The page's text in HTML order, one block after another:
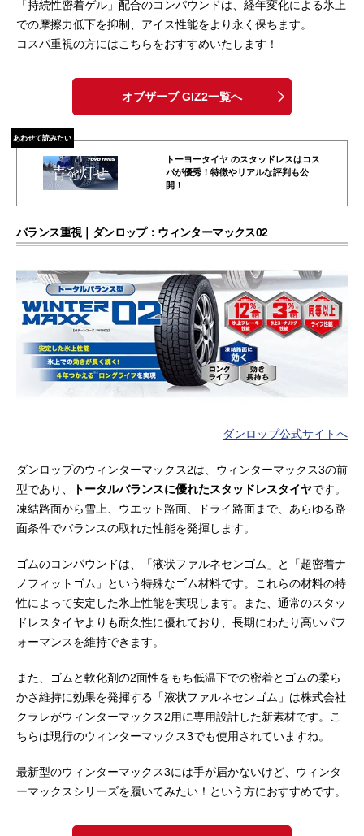
「持続性密着ゲル」配合のコンパウンドは、経年変化による氷上
での摩擦力低下を抑制、アイス性能をより永く保ちます。
コスパ重視の方にはこちらをおすすめいたします！
オブザーブ GIZ2一覧へ
あわせて読みたい
トーヨータイヤ のスタッドレスはコス
パが優秀！特徴やリアルな評判も公
開！
バランス重視｜ダンロップ：ウィンターマックス02
ダンロップ公式サイトへ
ダンロップのウィンターマックス2は、ウィンターマックス3の前
型であり、
トータルバランスに優れたスタッドレスタイヤです。
凍結路面から雪上、ウエット路面、ドライ路面まで、あらゆる路
面条件でバランスの取れた性能を発揮します。
ゴムのコンパウンドは、「液状ファルネセンゴム」と「超密着ナ
ノフィットゴム」という特殊なゴム材料です。これらの材料の特
性によって安定した氷上性能を実現します。また、通常のスタッ
ドレスタイヤよりも耐久性に優れており、長期にわたり高いパフ
ォーマンスを維持できます。
また、ゴムと軟化剤の2面性をもち低温下での密着とゴムの柔ら
かさ維持に効果を発揮する「液状ファルネセンゴム」は株式会社
クラレがウィンターマックス2用に専用設計した新素材です。こ
ちらは現行のウィンターマックス3でも使用されていますね。
最新型のウィンターマックス3には手が届かないけど、ウィンタ
ーマックスシリーズを履いてみたい！という方におすすめです。